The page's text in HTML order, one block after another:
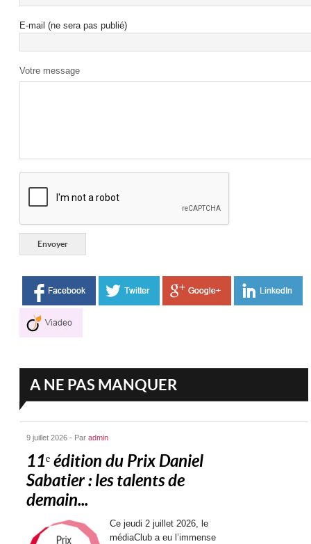
E-mail (ne sera pas publié)
Votre message
A NE PAS MANQUER
9 juillet 2026 - Paradmin
11ᵉ édition du Prix Daniel
Sabatier : les talents de
demain...
Ce jeudi 2 juillet 2026, le
médiaClub a eu l’immense